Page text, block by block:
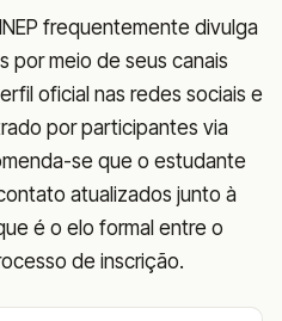
frequentemente divulga
por meio de seus canais
oficial nas redes sociais e
por participantes via
se que o estudante
atualizados junto à
é o elo formal entre o
de inscrição.